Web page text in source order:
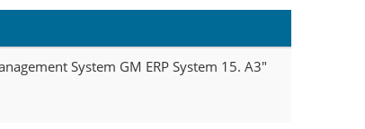
System GM ERP System 15. A3"